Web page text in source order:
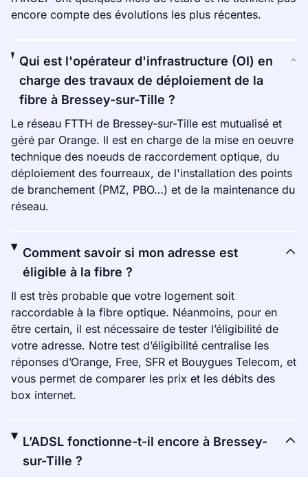
encore compte des évolutions les plus récentes.
Qui est l'opérateur d'infrastructure (OI) en
charge des travaux de déploiement de la
fibre à Bressey-sur-Tille ?
Le réseau FTTH de Bressey-sur-Tille est mutualisé et
géré par Orange. Il est en charge de la mise en oeuvre
technique des noeuds de raccordement optique, du
déploiement des fourreaux, de l'installation des points
de branchement (PMZ, PBO…) et de la maintenance du
réseau.
Comment savoir si mon adresse est
éligible à la fibre ?
Il est très probable que votre logement soit
raccordable à la fibre optique. Néanmoins, pour en
être certain, il est nécessaire de tester l’éligibilité de
votre adresse. Notre test d’éligibilité centralise les
réponses d’Orange, Free, SFR et Bouygues Telecom, et
vous permet de comparer les prix et les débits des
box internet.
L’ADSL fonctionne-t-il encore à Bressey-
sur-Tille ?